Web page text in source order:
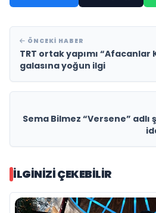
ÖNCEKI HABER
TRT ortak yapımı
galasına yoğun ilgi
Sema Bilmez “Versene” adlı
İLGINIZI ÇEKEBILIR